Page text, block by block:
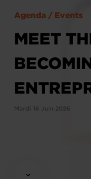
Agenda / Events
MEET
Mardi 16 Juin 2026